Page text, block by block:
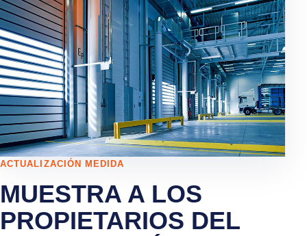
ACTUALIZACIÓN MEDIDA
MUESTRA A LOS
PROPIETARIOS DEL